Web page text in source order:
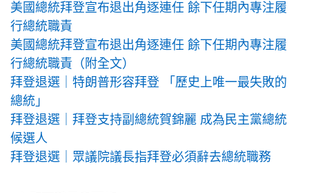
美國總統拜登宣布退出角逐連任 餘下任期內專注履
行總統職責
美國總統拜登宣布退出角逐連任 餘下任期內專注履
行總統職責（附全文）
拜登退選｜特朗普形容拜登 「歷史上唯一最失敗的
總統」
拜登退選｜拜登支持副總統賀錦麗 成為民主黨總統
候選人
拜登退選｜眾議院議長指拜登必須辭去總統職務